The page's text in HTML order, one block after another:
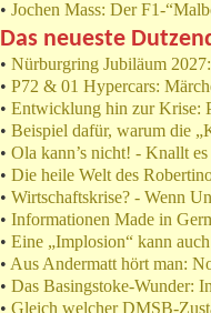
• Jochen Mass: Der F1-
Das neueste
• Nürburgring Jubiläum
• P72 & 01 Hypercars:
• Entwicklung hin zur Krise:
• Beispiel dafür, warum die
• Ola kann’s nicht! - Knallt
• Die heile Welt des
• Wirtschaftskrise? - Wenn
• Informationen Made in
• Eine „Implosion“ kann
• Aus Andermatt hört man:
• Das Basingstoke-Wunder:
• Gleich welcher DMSB-